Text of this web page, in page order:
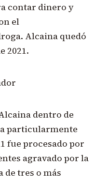
contar dinero y
el
Alcaina quedó
2021.
dentro de
particularmente
fue procesado por
agravado por la
tres o más